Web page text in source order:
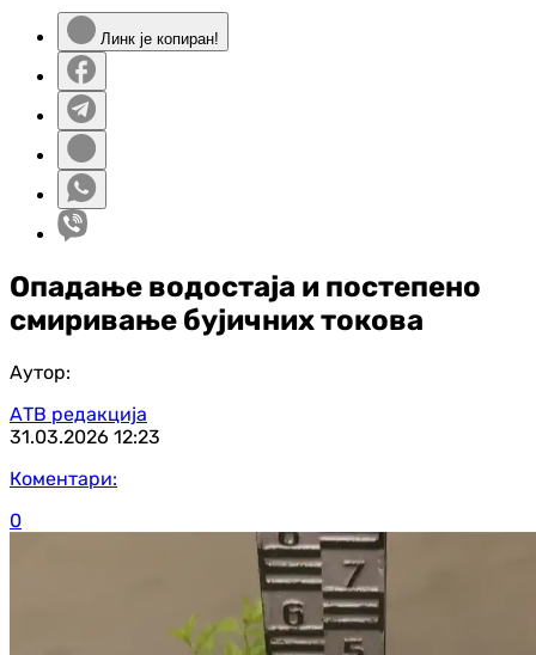
Линк је копиран!
Опадање водостаја и постепено
смиривање бујичних токова
Аутор:
АТВ редакција
31.03.2026 12:23
Коментари:
0